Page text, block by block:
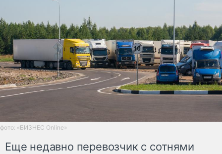
фото: «БИЗНЕС Online»
Еще недавно перевозчик с сотнями